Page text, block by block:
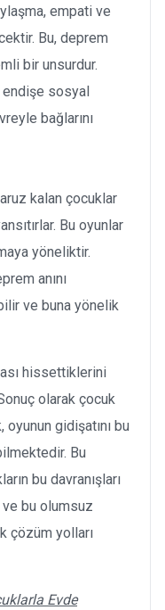
empati ve
Bu, deprem
bir unsurdur.
endişe sosyal
bağlarını
kalan çocuklar
Bu oyunlar
yöneliktir.
anını
ve buna yönelik
hissettiklerini
olarak çocuk
oyunun gidişatını bu
Bu
bu davranışları
ve bu olumsuz
çözüm yolları
Evde